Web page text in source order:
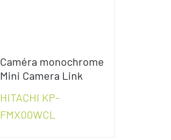
Caméra monochrome
Mini Camera Link
HITACHI KP-
FMX00WCL